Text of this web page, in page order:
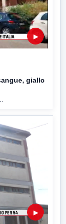
▶
giallo
▶